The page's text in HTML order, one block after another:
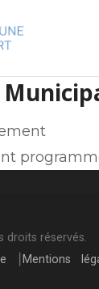
droits réservés.
Mentions